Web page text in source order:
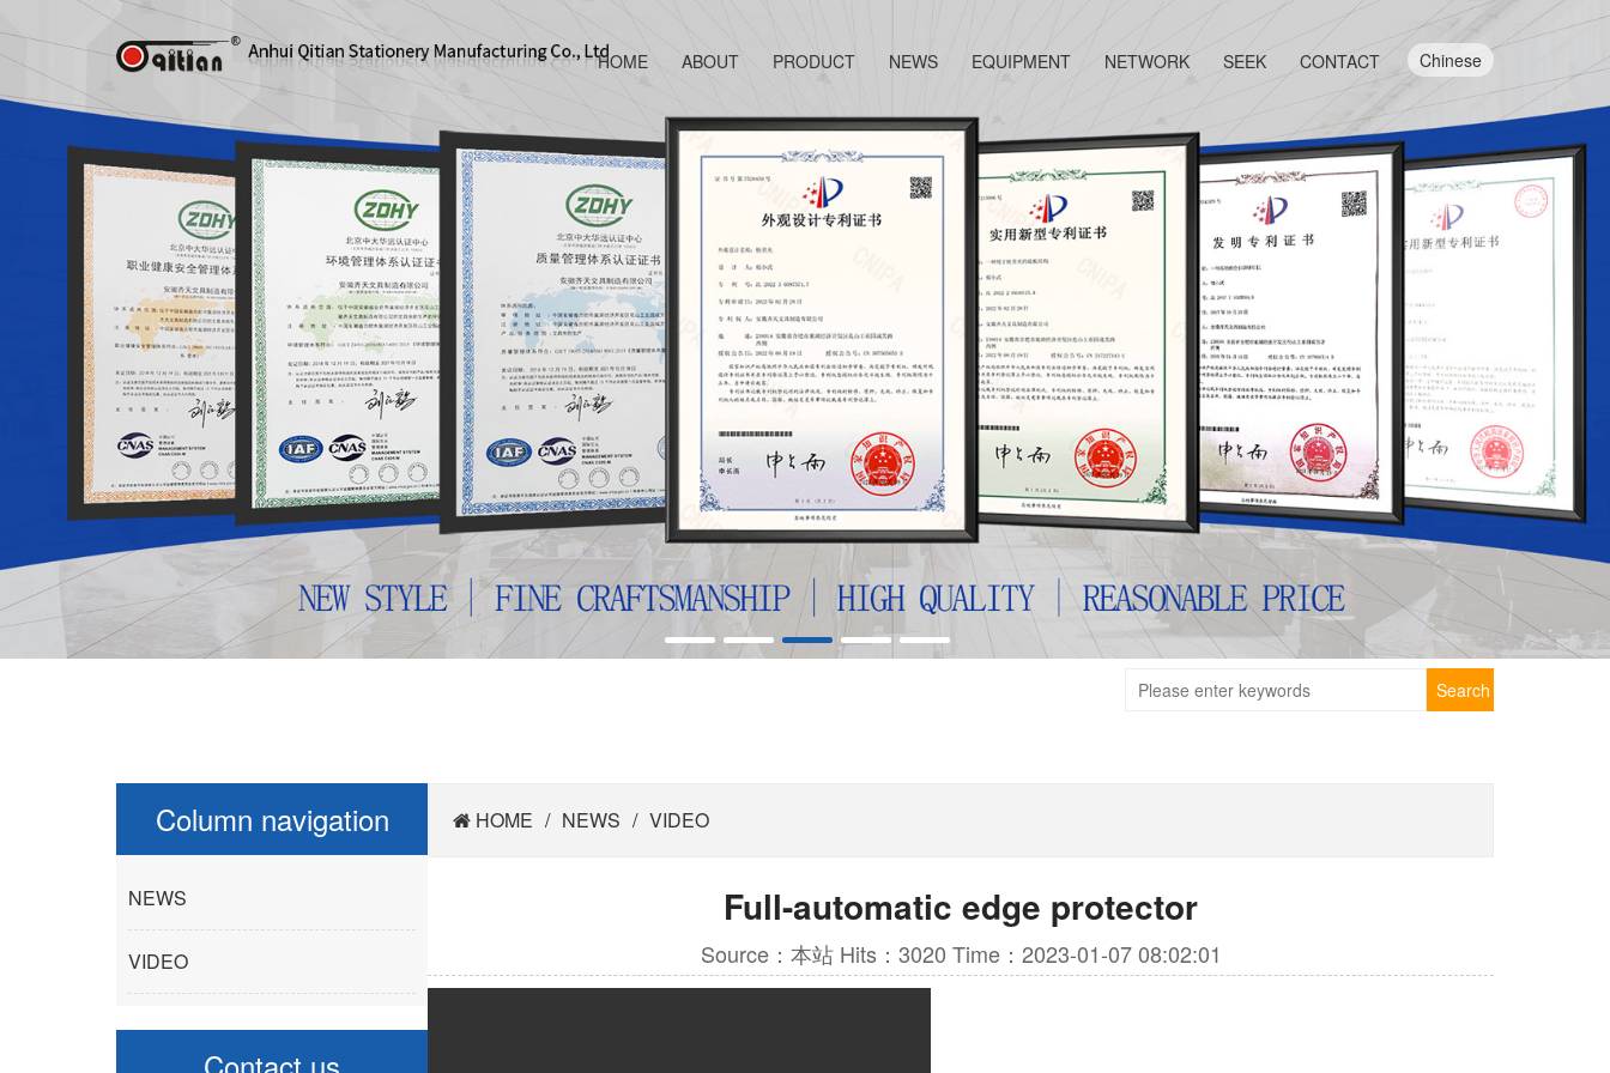
Chinese
HOME ABOUT PRODUCT NEWS EQUIPMENT NETWORK SEEK CONTACT
Search
Column navigation
NEWS
VIDEO
HOME / NEWS / VIDEO
Full-automatic edge protector
Source：本站 Hits：3020 Time：2023-01-07 08:02:01